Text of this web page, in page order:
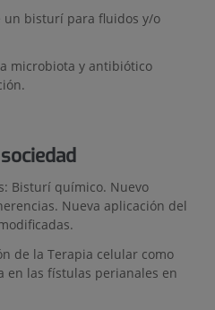
un bisturí para fluidos y/o
microbiota y antibiótico
Bisturí químico. Nuevo
Nueva aplicación del
de la Terapia celular como
en las fístulas perianales en